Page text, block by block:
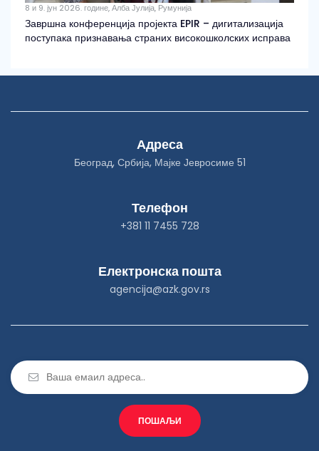
8 и 9. јун 2026. године, Алба Јулија, Румунија
Завршна конференција пројекта EPIR – дигитализација
поступака признавања страних високошколских исправа
Адреса
Београд, Србија, Мајке Јевросиме 51
Телефон
+381 11 7455 728
Електронска пошта
agencija@azk.gov.rs